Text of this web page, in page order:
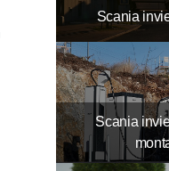
Scania
Scania